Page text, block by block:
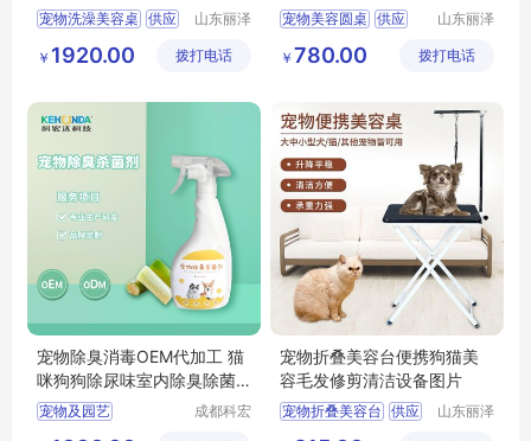
宠物洗澡美容桌 供应
狗狗清洁美容工具
山东丽泽
有限公司
￥ 1920.00 拨打电话
宠物美容圆桌 供应
狗狗清洁美容工具
山东丽泽
有限公司
￥ 780.00 拨打电话
宠物除臭消毒OEM代加工 猫
咪狗狗除尿味室内除臭除菌
品牌定制
宠物及园艺
成都科宏
宠物折叠美容台便携狗猫美
容毛发修剪清洁设备图片
宠物折叠美容台 供应
山东丽泽